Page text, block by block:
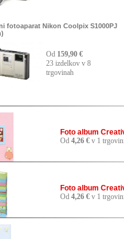
fotoaparat Nikon Coolpix S1000PJ
Od 159,90 €
23 izdelkov v 8
trgovinah
Foto album
Od 4,26 € v 1
Foto album
Od 4,26 € v 1